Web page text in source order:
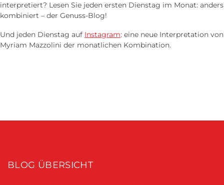
interpretiert? Lesen Sie jeden ersten Dienstag im Monat: anders
kombiniert – der Genuss-Blog!
Und jeden Dienstag auf Instagram: eine neue Interpretation von
Myriam Mazzolini der monatlichen Kombination.
BLOG ÜBERSICHT